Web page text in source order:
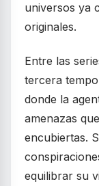
universos ya
originales.
Entre las
tercera
donde la
amenazas
encubiertas.
equilibrar su